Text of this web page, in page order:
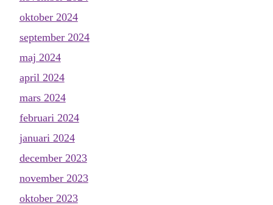
oktober 2024
september 2024
maj 2024
april 2024
mars 2024
februari 2024
januari 2024
december 2023
november 2023
oktober 2023